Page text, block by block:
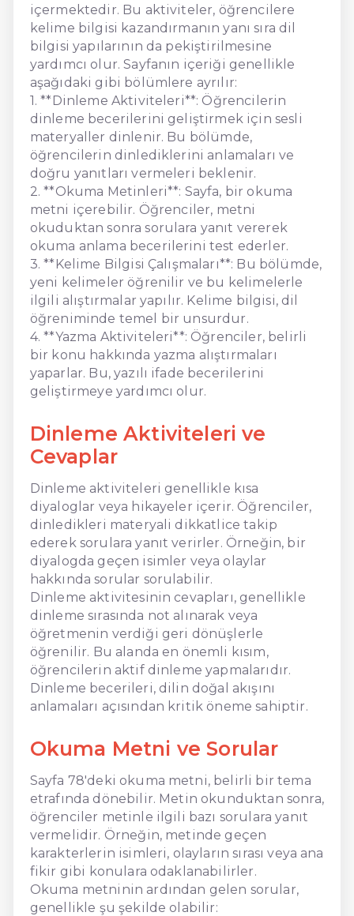
içermektedir. Bu aktiviteler, öğrencilere
kelime bilgisi kazandırmanın yanı sıra dil
bilgisi yapılarının da pekiştirilmesine
yardımcı olur. Sayfanın içeriği genellikle
aşağıdaki gibi bölümlere ayrılır:
1. **Dinleme Aktiviteleri**: Öğrencilerin
dinleme becerilerini geliştirmek için sesli
materyaller dinlenir. Bu bölümde,
öğrencilerin dinlediklerini anlamaları ve
doğru yanıtları vermeleri beklenir.
2. **Okuma Metinleri**: Sayfa, bir okuma
metni içerebilir. Öğrenciler, metni
okuduktan sonra sorulara yanıt vererek
okuma anlama becerilerini test ederler.
3. **Kelime Bilgisi Çalışmaları**: Bu bölümde,
yeni kelimeler öğrenilir ve bu kelimelerle
ilgili alıştırmalar yapılır. Kelime bilgisi, dil
öğreniminde temel bir unsurdur.
4. **Yazma Aktiviteleri**: Öğrenciler, belirli
bir konu hakkında yazma alıştırmaları
yaparlar. Bu, yazılı ifade becerilerini
geliştirmeye yardımcı olur.
Dinleme Aktiviteleri ve
Cevaplar
Dinleme aktiviteleri genellikle kısa
diyaloglar veya hikayeler içerir. Öğrenciler,
dinledikleri materyali dikkatlice takip
ederek sorulara yanıt verirler. Örneğin, bir
diyalogda geçen isimler veya olaylar
hakkında sorular sorulabilir.
Dinleme aktivitesinin cevapları, genellikle
dinleme sırasında not alınarak veya
öğretmenin verdiği geri dönüşlerle
öğrenilir. Bu alanda en önemli kısım,
öğrencilerin aktif dinleme yapmalarıdır.
Dinleme becerileri, dilin doğal akışını
anlamaları açısından kritik öneme sahiptir.
Okuma Metni ve Sorular
Sayfa 78'deki okuma metni, belirli bir tema
etrafında dönebilir. Metin okunduktan sonra,
öğrenciler metinle ilgili bazı sorulara yanıt
vermelidir. Örneğin, metinde geçen
karakterlerin isimleri, olayların sırası veya ana
fikir gibi konulara odaklanabilirler.
Okuma metninin ardından gelen sorular,
genellikle şu şekilde olabilir: